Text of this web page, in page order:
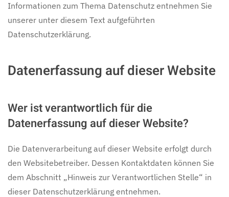
Informationen zum Thema Datenschutz entnehmen Sie
unserer unter diesem Text aufgeführten
Datenschutzerklärung.
Datenerfassung auf dieser Website
Wer ist verantwortlich für die
Datenerfassung auf dieser Website?
Die Datenverarbeitung auf dieser Website erfolgt durch
den Websitebetreiber. Dessen Kontaktdaten können Sie
dem Abschnitt „Hinweis zur Verantwortlichen Stelle“ in
dieser Datenschutzerklärung entnehmen.